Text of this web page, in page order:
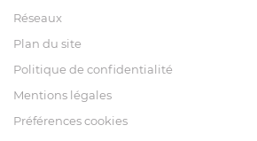
Réseaux
Plan du site
Politique de confidentialité
Mentions légales
Préférences cookies